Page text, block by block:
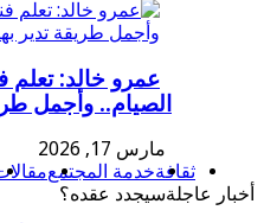
عمرو خالد: تعلم
الصيام.. وأجمل
مارس 17, 2026
ثقافةخدمة المجتمع
أخبار عاجلةسيجدد عقده؟